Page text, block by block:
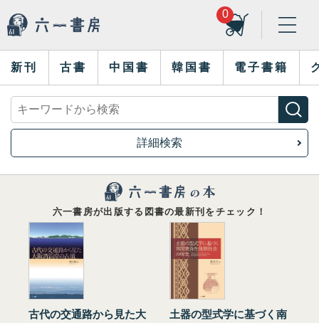
0
新刊 古書 中国書 韓国書 電子書籍
詳細検索
六一書房が出版する図書の最新刊をチェック！
古代の交通路から見た大
土器の型式学に基づく南